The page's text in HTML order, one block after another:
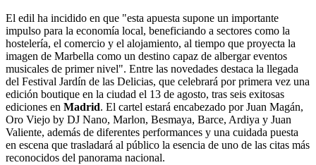
El edil ha incidido en que "esta apuesta supone un importante
impulso para la economía local, beneficiando a sectores como la
hostelería, el comercio y el alojamiento, al tiempo que proyecta la
imagen de Marbella como un destino capaz de albergar eventos
musicales de primer nivel". Entre las novedades destaca la llegada
del Festival Jardín de las Delicias, que celebrará por primera vez una
edición boutique en la ciudad el 13 de agosto, tras seis exitosas
ediciones en Madrid. El cartel estará encabezado por Juan Magán,
Oro Viejo by DJ Nano, Marlon, Besmaya, Barce, Ardiya y Juan
Valiente, además de diferentes performances y una cuidada puesta
en escena que trasladará al público la esencia de uno de las citas más
reconocidos del panorama nacional.